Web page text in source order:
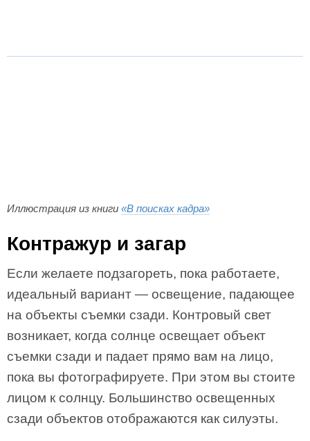
Иллюстрация из книги «В поисках кадра»
Контражур и загар
Если желаете подзагореть, пока работаете,
идеальный вариант — освещение, падающее
на объекты съемки сзади. Контровый свет
возникает, когда солнце освещает объект
съемки сзади и падает прямо вам на лицо,
пока вы фотографируете. При этом вы стоите
лицом к солнцу. Большинство освещенных
сзади объектов отображаются как силуэты.